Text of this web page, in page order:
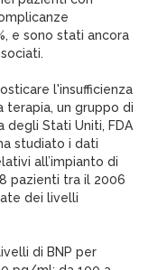
e sono stati ancora
l'insufficienza
terapia, un gruppo di
degli Stati Uniti, FDA
studiato i dati
all’impianto di
pazienti tra il 2006
dei livelli
di BNP per